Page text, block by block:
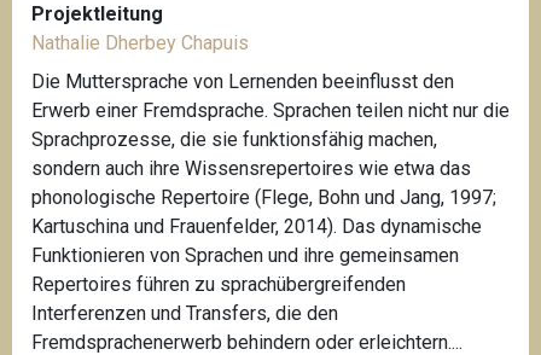
Projektleitung
Nathalie Dherbey Chapuis
Die Muttersprache von Lernenden beeinflusst den
Erwerb einer Fremdsprache. Sprachen teilen nicht nur die
Sprachprozesse, die sie funktionsfähig machen,
sondern auch ihre Wissensrepertoires wie etwa das
phonologische Repertoire (Flege, Bohn und Jang, 1997;
Kartuschina und Frauenfelder, 2014). Das dynamische
Funktionieren von Sprachen und ihre gemeinsamen
Repertoires führen zu sprachübergreifenden
Interferenzen und Transfers, die den
Fremdsprachenerwerb behindern oder erleichtern....